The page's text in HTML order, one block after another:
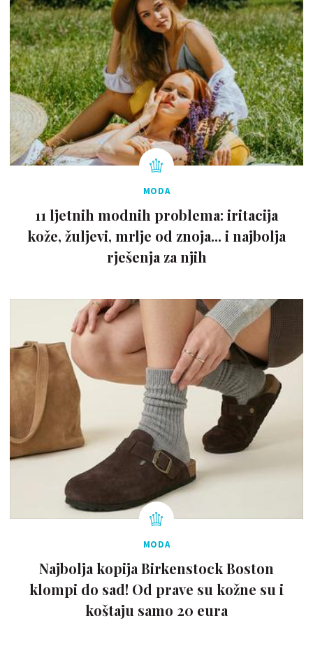
MODA
11 ljetnih modnih problema: iritacija
kože, žuljevi, mrlje od znoja... i najbolja
rješenja za njih
MODA
Najbolja kopija Birkenstock Boston
klompi do sad! Od prave su kožne su i
koštaju samo 20 eura